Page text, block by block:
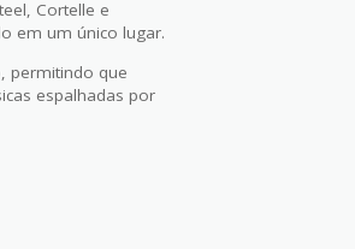
Cortelle e
em um único lugar.
permitindo que
espalhadas por